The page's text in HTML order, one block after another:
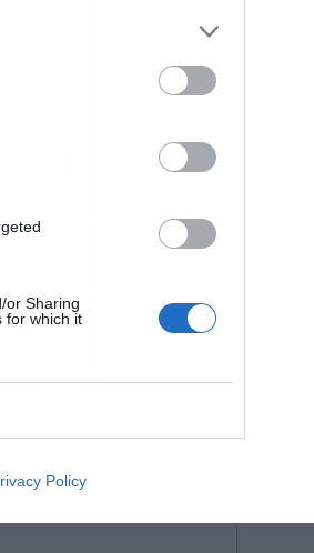
or Sharing
for which it
Policy
είχε
φαρμάκων.
οι
των
στους
άδεια.